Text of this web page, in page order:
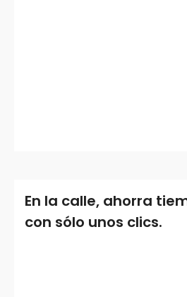
En la calle, ahorra
con sólo unos clics.